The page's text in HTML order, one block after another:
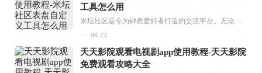
工具怎么用
米坛社区是专为钟表爱好者打造的交流平台。无论你是初涉钟表领域的普通爱好者，还是拥有多年收藏经验的资深玩家，都能在此找到属于自己的天地。 无需注册，就能轻松参与其中。通过专业的讨论论坛与丰富的交互功能，你可与世界各地的钟表爱好者畅快交流。若你钟情于钟表，米坛社区无疑是值得一试的理想之选。在这里，你能获取最新的手表资讯，交流见解，提升鉴赏品味，让每一块手表都成为收藏故事中重要的一部分。感兴趣的朋友，不要错过下载机会。...
06-23
天天影院观看电视剧app使用教程-天天影院
免费观看攻略大全